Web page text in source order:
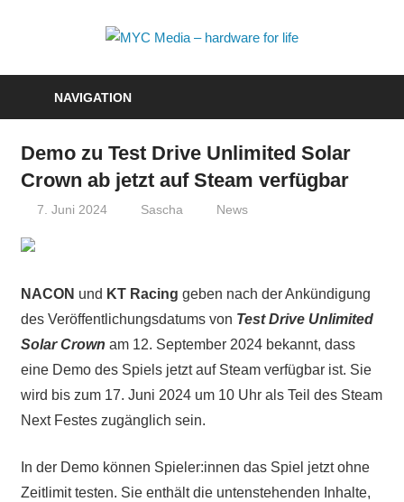
Media
–
NAVIGATION
Demo zu Test Drive Unlimited Solar
Crown ab jetzt auf Steam verfügbar
7. Juni 2024 Sascha News
NACON und KT Racing geben nach der Ankündigung
des Veröffentlichungsdatums von Test Drive Unlimited
Solar Crown am 12. September 2024 bekannt, dass
eine Demo des Spiels jetzt auf Steam verfügbar ist. Sie
wird bis zum 17. Juni 2024 um 10 Uhr als Teil des Steam
Next Festes zugänglich sein.
In der Demo können Spieler:innen das Spiel jetzt ohne
Zeitlimit testen. Sie enthält die untenstehenden Inhalte,